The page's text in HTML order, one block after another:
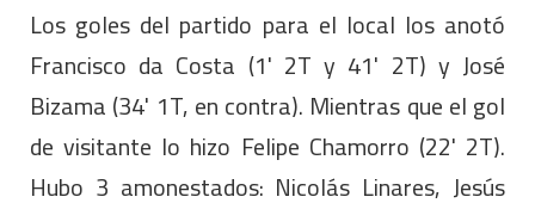
Los goles del partido para el local los anotó
Francisco da Costa (1' 2T y 41' 2T) y José
Bizama (34' 1T, en contra). Mientras que el gol
de visitante lo hizo Felipe Chamorro (22' 2T).
Hubo 3 amonestados: Nicolás Linares, Jesús